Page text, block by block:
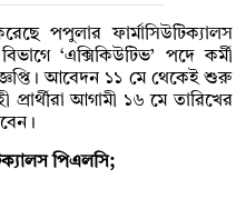
পপুলার ফার্মাসিউটিক্যালস
‘এক্সিকিউটিভ’ পদে কর্মী
আবেদন ১১ মে থেকেই শুরু
আগামী ১৬ ‍মে তারিখের
পিএলসি;